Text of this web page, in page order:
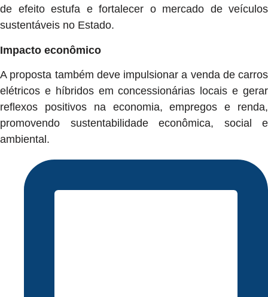
de efeito estufa e fortalecer o mercado de veículos
sustentáveis no Estado.
Impacto econômico
A proposta também deve impulsionar a venda de carros
elétricos e híbridos em concessionárias locais e gerar
reflexos positivos na economia, empregos e renda,
promovendo sustentabilidade econômica, social e
ambiental.